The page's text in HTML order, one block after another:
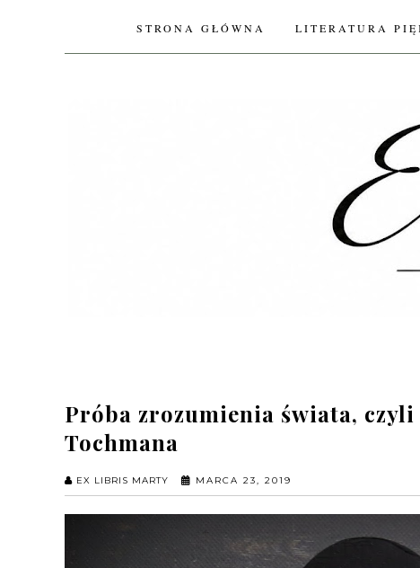
STRONA GŁÓWNA LITERATURA
Próba zrozumienia świata, czyli
Tochmana
EX LIBRIS MARTY MARCA 23, 2019